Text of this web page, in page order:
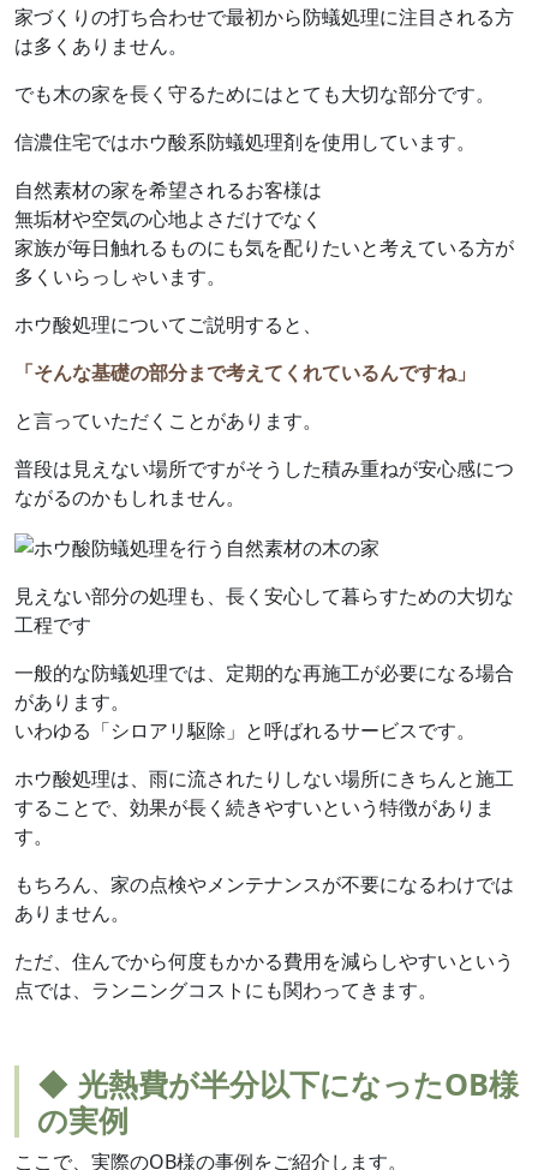
家づくりの打ち合わせで最初から防蟻処理に注目される方
は多くありません。
でも木の家を長く守るためにはとても大切な部分です。
信濃住宅ではホウ酸系防蟻処理剤を使用しています。
自然素材の家を希望されるお客様は
無垢材や空気の心地よさだけでなく
家族が毎日触れるものにも気を配りたいと考えている方が
多くいらっしゃいます。
ホウ酸処理についてご説明すると、
「そんな基礎の部分まで考えてくれているんですね」
と言っていただくことがあります。
普段は見えない場所ですがそうした積み重ねが安心感につ
ながるのかもしれません。
見えない部分の処理も、長く安心して暮らすための大切な
工程です
一般的な防蟻処理では、定期的な再施工が必要になる場合
があります。
いわゆる「シロアリ駆除」と呼ばれるサービスです。
ホウ酸処理は、雨に流されたりしない場所にきちんと施工
することで、効果が長く続きやすいという特徴がありま
す。
もちろん、家の点検やメンテナンスが不要になるわけでは
ありません。
ただ、住んでから何度もかかる費用を減らしやすいという
点では、ランニングコストにも関わってきます。
◆ 光熱費が半分以下になったOB様
の実例
ここで、実際のOB様の事例をご紹介します。